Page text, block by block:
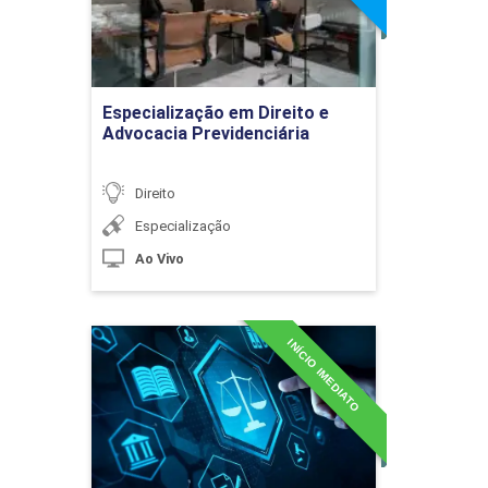
Dos Crimes Contra a Família
Da Apropriação Indébita, Estelionato e
10h
Especialização em Direito e
Advocacia Previdenciária
Direito
Especialização
Ao Vivo
Ir para Inscrição
INÍCIO IMEDIATO
Especialização em Direito e
Ética na Computação
Detalhes do curso